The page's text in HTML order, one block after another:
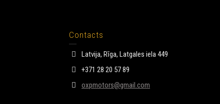
Contacts
Latvija, Rīga, Latgales iela 449
+371 28 20 57 89
oxpmotors@gmail.com